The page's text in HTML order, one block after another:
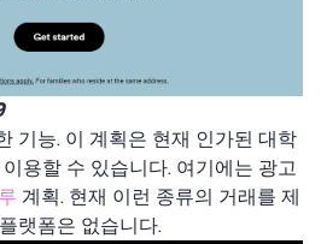
기능. 이 계획은 현재 인가된 대학
용할 수 있습니다. 여기에는 광고
계획. 현재 이런 종류의 거래를 제
랫폼은 없습니다.